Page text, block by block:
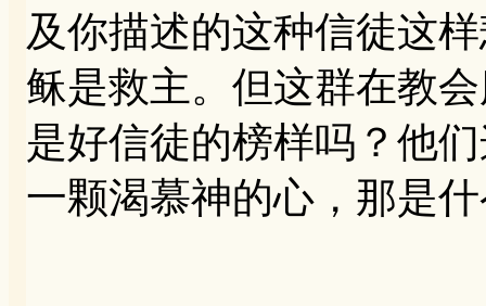
及你描述的这种信徒这
稣是救主。但这群在教
是好信徒的榜样吗？他
一颗渴慕神的心，那是